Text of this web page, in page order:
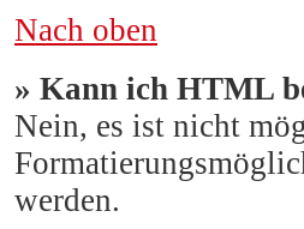
Nach oben
» Kann ich HTML
Nein, es ist nicht
werden.